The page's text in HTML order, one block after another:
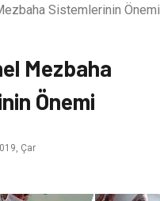
Sistemlerinin Önemi
Mezbaha
Önemi
Çar